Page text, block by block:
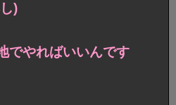
)
でやればいいんです